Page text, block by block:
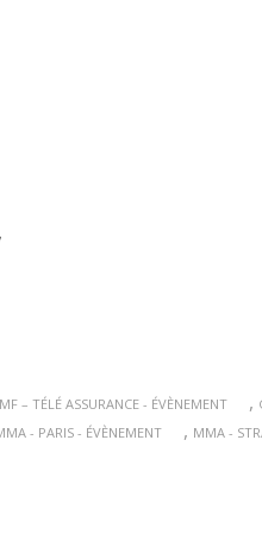
– TÉLÉ ASSURANCE - ÉVÈNEMENT ,
- PARIS - ÉVÈNEMENT , MMA -